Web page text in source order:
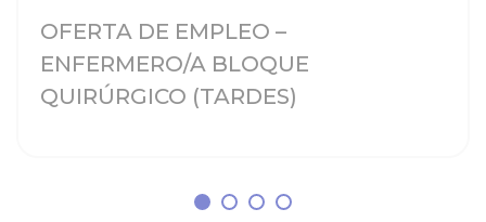
OFERTA DE EMPLEO –
ENFERMERO/A BLOQUE
QUIRÚRGICO (TARDES)